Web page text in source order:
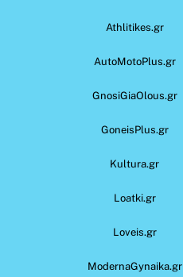
Athlitikes.gr
AutoMotoPlus.gr
GnosiGiaOlous.gr
GoneisPlus.gr
Kultura.gr
Loatki.gr
Loveis.gr
ModernaGynaika.gr